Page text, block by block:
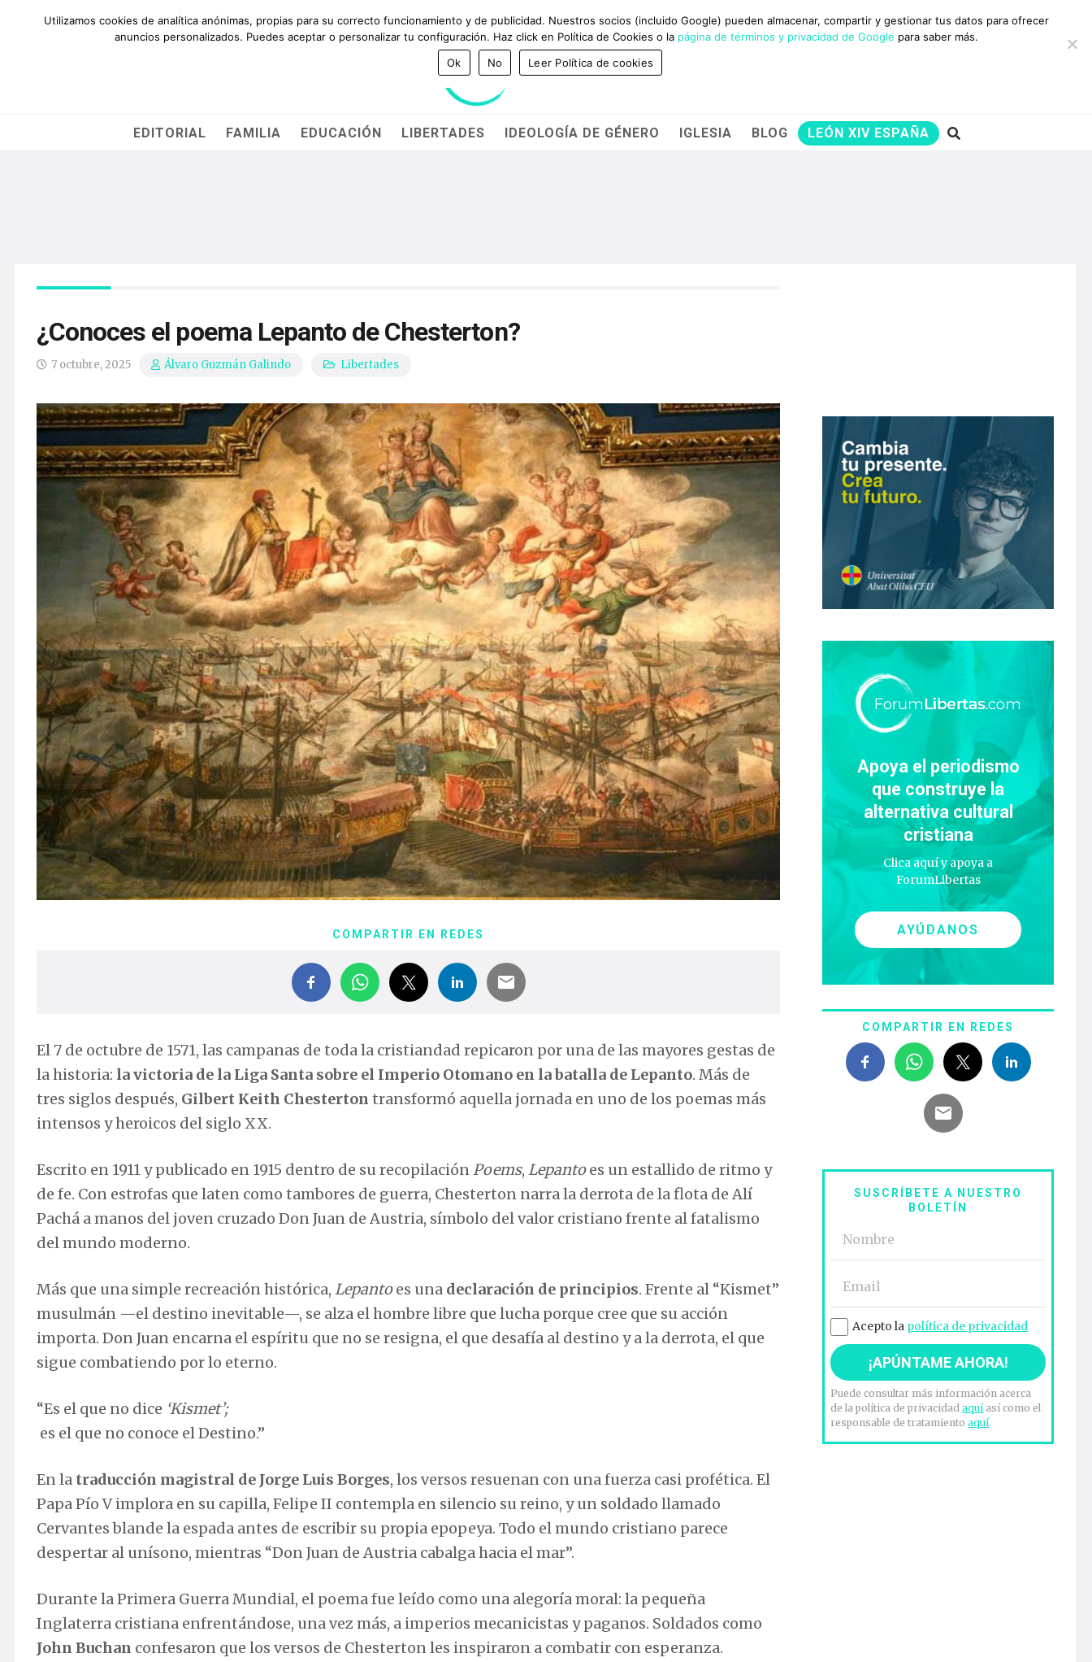
QUIÉNES SOMOS AYÚDANOS SUSCRÍBETE CONTACTO GANADORES DEL PREMIO BRAVO Y CADENA 100
10 RAZONES PARA
AYUDARNOS
EDITORIAL FAMILIA EDUCACIÓN LIBERTADES IDEOLOGÍA DE GÉNERO IGLESIA BLOG LEÓN XIV ESPAÑA
¿Conoces el poema Lepanto de Chesterton?
7 octubre, 2025 Álvaro Guzmán Galindo Libertades
COMPARTIR EN REDES
El 7 de octubre de 1571, las campanas de toda la cristiandad repicaron por una de las mayores gestas de
la historia: la victoria de la Liga Santa sobre el Imperio Otomano en la batalla de Lepanto. Más de
tres siglos después, Gilbert Keith Chesterton transformó aquella jornada en uno de los poemas más
intensos y heroicos del siglo XX.
Escrito en 1911 y publicado en 1915 dentro de su recopilaciónPoems, Lepantoes un estallido de ritmo y
de fe. Con estrofas que laten como tambores de guerra, Chesterton narra la derrota de la flota de Alí
Pachá a manos del joven cruzado Don Juan de Austria, símbolo del valor cristiano frente al fatalismo
del mundo moderno.
Más que una simple recreación histórica, Lepantoes una declaración de principios. Frente al “Kismet”
musulmán —el destino inevitable—, se alza el hombre libre que lucha porque cree que su acción
importa. Don Juan encarna el espíritu que no se resigna, el que desafía al destino y a la derrota, el que
sigue combatiendo por lo eterno.
“Es el que no dice ‘Kismet’;
es el que no conoce el Destino.”
En la traducción magistral de Jorge Luis Borges, los versos resuenan con una fuerza casi profética. El
Papa Pío V implora en su capilla, Felipe II contempla en silencio su reino, y un soldado llamado
Cervantes blande la espada antes de escribir su propia epopeya. Todo el mundo cristiano parece
despertar al unísono, mientras “Don Juan de Austria cabalga hacia el mar”.
Durante la Primera Guerra Mundial, el poema fue leído como una alegoría moral: la pequeña
Inglaterra cristiana enfrentándose, una vez más, a imperios mecanicistas y paganos. Soldados como
John Buchan confesaron que los versos de Chesterton les inspiraron a combatir con esperanza.
Apoya el periodismo
que construye la
alternativa cultural
cristiana
Clica aquí y apoya a
ForumLibertas
AYÚDANOS
COMPARTIR EN REDES
SUSCRÍBETE A NUESTRO
BOLETÍN
Acepto la política de privacidad
Puede consultar más información acerca
de la política de privacidadaquíasí como el
responsable de tratamientoaquí.
Utilizamos cookies de analítica anónimas, propias para su correcto funcionamiento y de publicidad. Nuestros socios (incluido Google) pueden almacenar, compartir y gestionar tus datos para ofrecer
anuncios personalizados. Puedes aceptar o personalizar tu configuración. Haz click en Política de Cookies o la página de términos y privacidad de Google para saber más.
Ok
No Leer Política de cookies